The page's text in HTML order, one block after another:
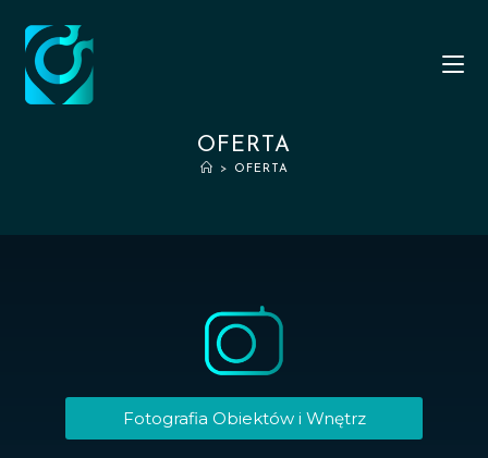
OFERTA
> OFERTA
Fotografia Obiektów i Wnętrz